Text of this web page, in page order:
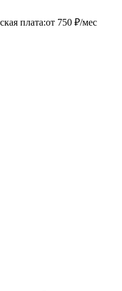
плата:от 750 ₽/мес